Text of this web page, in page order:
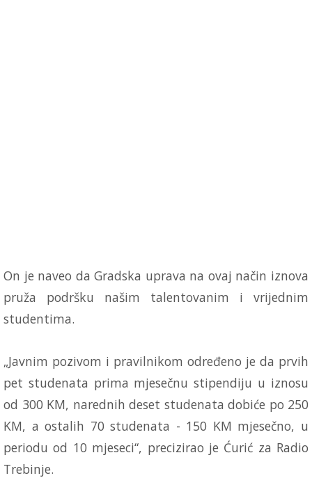
On je naveo da Gradska uprava na ovaj način iznova
pruža podršku našim talentovanim i vrijednim
studentima.
„Javnim pozivom i pravilnikom određeno je da prvih
pet studenata prima mjesečnu stipendiju u iznosu
od 300 KM, narednih deset studenata dobiće po 250
KM, a ostalih 70 studenata - 150 KM mjesečno, u
periodu od 10 mjeseci“, precizirao je Ćurić za Radio
Trebinje.